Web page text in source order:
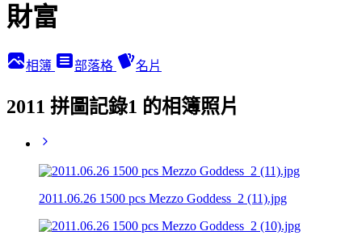
財富
相簿 部落格 名片
2011 拼圖記錄1 的相簿照片
2011.06.26 1500 pcs Mezzo Goddess_2 (11).jpg